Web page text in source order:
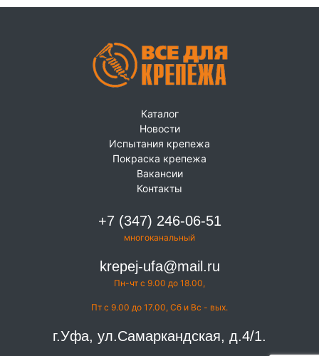
Каталог
Новости
Испытания крепежа
Покраска крепежа
Вакансии
Контакты
+7 (347) 246-06-51
многоканальный
krepej-ufa@mail.ru
Пн-чт с 9.00 до 18.00,
Пт с 9.00 до 17.00, Сб и Вс - вых.
г.Уфа, ул.Самаркандская, д.4/1.